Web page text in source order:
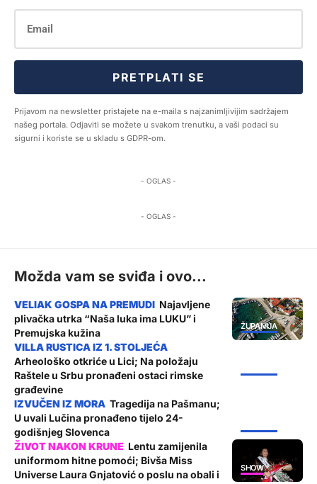
PRETPLATI SE
Prijavom na newsletter pristajete na e-maila s najzanimljivijim sadržajem
našeg portala. Odjaviti se možete u svakom trenutku, a vaši podaci su
sigurni i koriste se u skladu s GDPR-om.
- OGLAS -
- OGLAS -
Možda vam se sviđa i ovo...
ŽUPANIJA
Najavljene
plivačka utrka “Naša luka ima LUKU” i
Premujska kužina
Arheološko otkriće u Lici; Na položaju
Raštele u Srbu pronađeni ostaci rimske
građevine
Tragedija na Pašmanu;
U uvali Lučina pronađeno tijelo 24-
godišnjeg Slovenca
SHOW
Lentu zamijenila
uniformom hitne pomoći; Bivša Miss
Universe Laura Gnjatović o poslu na obali i